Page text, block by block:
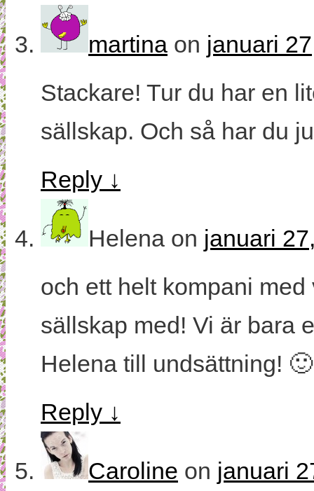
martina on januari
Stackare! Tur du har en
sällskap. Och så har du
Reply ↓
Helena on januari
och ett helt kompani
sällskap med! Vi är bara
Helena till undsättning!
Reply ↓
Caroline on januari